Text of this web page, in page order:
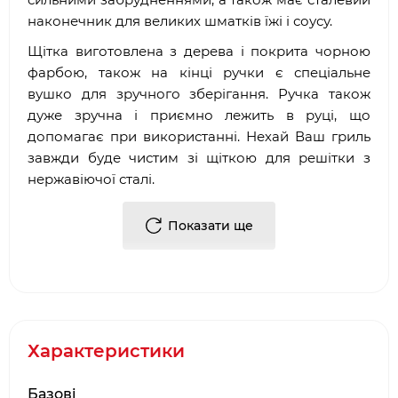
наконечник для великих шматків їжі і соусу.
Щітка виготовлена з дерева і покрита чорною
фарбою, також на кінці ручки є спеціальне
вушко для зручного зберігання. Ручка також
дуже зручна і приємно лежить в руці, що
допомагає при використанні. Нехай Ваш гриль
завжди буде чистим зі щіткою для решітки з
нержавіючої сталі.
Купити Щітка для очищення решіток гриля з
нержавіючої сталі NAPOLEON 62118, через
інтернет-магазин
компанії допоможуть підібрати необхідні
Показати ще
Характеристики
Базові